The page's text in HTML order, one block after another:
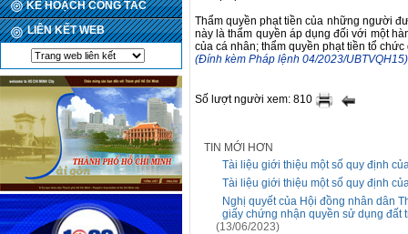
KẾ HOẠCH CÔNG TÁC
LIÊN KẾT WEB
Thẩm quyền phạt tiền của những người
này là thẩm quyền áp dụng đối với một
của cá nhân; thẩm quyền phạt tiền tổ
(Đính kèm Pháp lệnh 04/2023/UBTVQH15)
Số lượt người xem: 810
TIN MỚI HƠN
Tài liệu giới thiệu một số quy định
Tài liệu giới thiệu một số quy định
Nghị quyết của Hội đồng nhân dân
giấy chứng nhận quyền sử dụng đất
(13/06/2023)